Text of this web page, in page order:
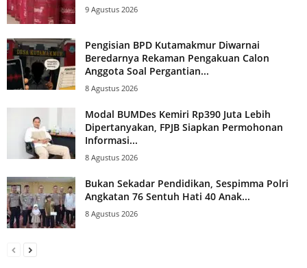
9 Agustus 2026
Pengisian BPD Kutamakmur Diwarnai
Beredarnya Rekaman Pengakuan Calon
Anggota Soal Pergantian...
8 Agustus 2026
Modal BUMDes Kemiri Rp390 Juta Lebih
Dipertanyakan, FPJB Siapkan Permohonan
Informasi...
8 Agustus 2026
Bukan Sekadar Pendidikan, Sespimma Polri
Angkatan 76 Sentuh Hati 40 Anak...
8 Agustus 2026